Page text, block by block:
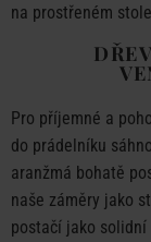
na prostřeném
Pro příjemné a
do prádelníku
aranžmá bohatě
naše záměry jako
postačí jako